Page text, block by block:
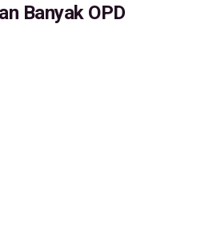
Banyak OPD